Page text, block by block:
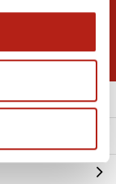
Inschrijven voor